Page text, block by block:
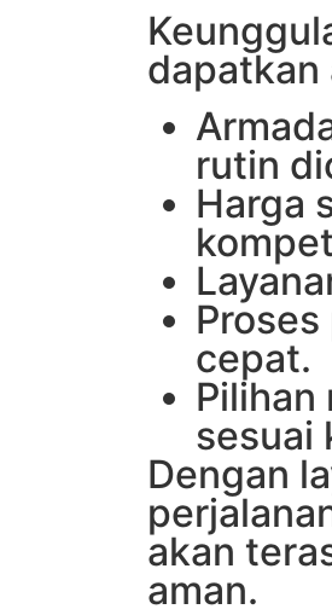
dapatkan
rutin
Harga
cepat.
Pilihan
sesuai
Dengan
akan
aman.